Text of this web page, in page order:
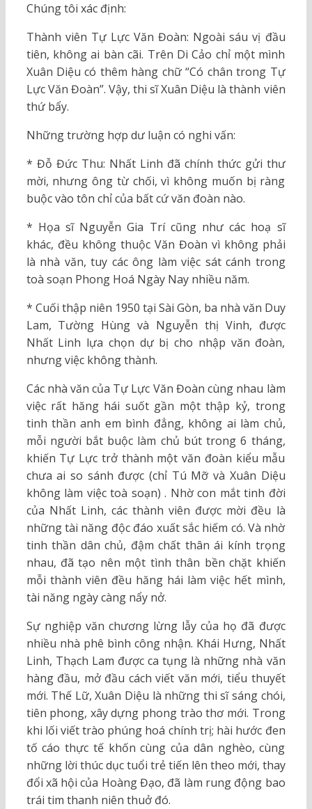
Chúng tôi xác định:
Thành viên Tự Lực Văn Đoàn: Ngoài sáu vị đầu
tiên, không ai bàn cãi. Trên Di Cảo chỉ một mình
Xuân Diệu có thêm hàng chữ “Có chân trong Tự
Lực Văn Đoàn”. Vậy, thi sĩ Xuân Diệu là thành viên
thứ bẩy.
Những trường hợp dư luận có nghi vấn:
* Đỗ Đức Thu: Nhất Linh đã chính thức gửi thư
mời, nhưng ông từ chối, vì không muốn bị ràng
buộc vào tôn chỉ của bất cứ văn đoàn nào.
* Họa sĩ Nguyễn Gia Trí cũng như các hoạ sĩ
khác, đều không thuộc Văn Đoàn vì không phải
là nhà văn, tuy các ông làm việc sát cánh trong
toà soạn Phong Hoá Ngày Nay nhiều năm.
* Cuối thập niên 1950 tại Sài Gòn, ba nhà văn Duy
Lam, Tường Hùng và Nguyễn thị Vinh, được
Nhất Linh lựa chọn dự bị cho nhập văn đoàn,
nhưng việc không thành.
Các nhà văn của Tự Lực Văn Đoàn cùng nhau làm
việc rất hăng hái suốt gần một thập kỷ, trong
tinh thần anh em bình đẳng, không ai làm chủ,
mỗi người bắt buộc làm chủ bút trong 6 tháng,
khiến Tự Lực trở thành một văn đoàn kiểu mẫu
chưa ai so sánh được (chỉ Tú Mỡ và Xuân Diệu
không làm việc toà soạn) . Nhờ con mắt tinh đời
của Nhất Linh, các thành viên được mời đều là
những tài năng độc đáo xuất sắc hiếm có. Và nhờ
tinh thần dân chủ, đậm chất thân ái kính trọng
nhau, đã tạo nên một tình thân bền chặt khiến
mỗi thành viên đều hăng hái làm việc hết mình,
tài năng ngày càng nẩy nở.
Sự nghiệp văn chương lừng lẫy của họ đã được
nhiều nhà phê bình công nhận. Khái Hưng, Nhất
Linh, Thạch Lam được ca tụng là những nhà văn
hàng đầu, mở đầu cách viết văn mới, tiểu thuyết
mới. Thế Lữ, Xuân Diệu là những thi sĩ sáng chói,
tiên phong, xây dựng phong trào thơ mới. Trong
khi lối viết trào phúng hoá chính trị; hài hước đen
tố cáo thực tế khốn cùng của dân nghèo, cùng
những lời thúc dục tuổi trẻ tiến lên theo mới, thay
đổi xã hội của Hoàng Đạo, đã làm rung động bao
trái tim thanh niên thuở đó.